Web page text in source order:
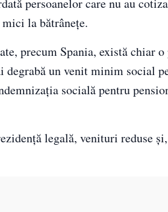
la bătrânețe.
precum Spania, există chiar
un venit minim social
socială pentru
legală, venituri reduse